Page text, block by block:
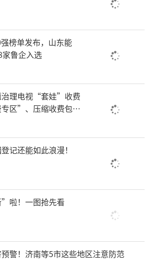
榜单发布，山东能
鲁企入选
治理电视“套娃”收费
区”、压缩收费包比
记还能如此浪漫！
啦！一图抢先看
警！济南等5市这些地区注意防范